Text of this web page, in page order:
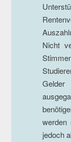
Nicht
jedoch